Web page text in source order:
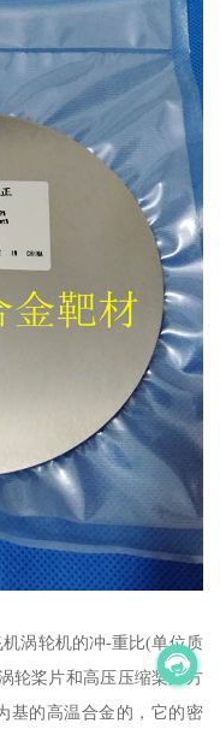
涡轮机的冲-重比(单位质
轮桨片和高压压缩桨片方
基的高温合金的，它的密